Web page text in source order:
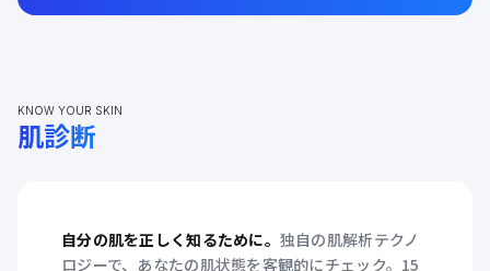
KNOW YOUR SKIN
肌診断
自分の肌を正しく知るために。 独自の肌解析テクノ
ロジーで、あなたの肌状態を客観的にチェック。15